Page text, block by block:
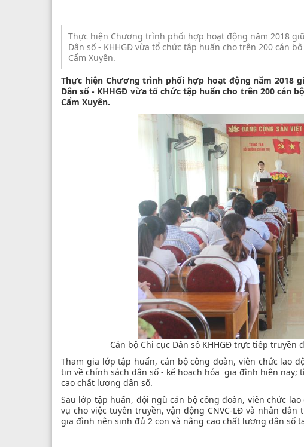
Thực hiện Chương trình phối hợp hoạt động năm 2018
Dân số - KHHGĐ vừa tổ chức tập huấn cho trên 200 cán
Cẩm Xuyên.
Thực hiện Chương trình phối hợp hoạt động năm 2018
Dân số - KHHGĐ vừa tổ chức tập huấn cho trên 200 cán
Cẩm Xuyên.
Cán bộ Chi cục Dân số KHHGĐ trực tiếp
Tham gia lớp tập huấn, cán bộ công đoàn, viên chức lao
tin về chính sách dân số - kế hoạch hóa gia đình hiện
cao chất lượng dân số.
Sau lớp tập huấn, đội ngũ cán bộ công đoàn, viên chức
vụ cho việc tuyên truyền, vận động CNVC-LĐ và nhân
gia đình nên sinh đủ 2 con và nâng cao chất lượng dân số